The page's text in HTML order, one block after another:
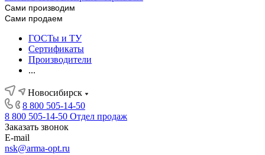
Сами производим
Сами продаем
ГОСТы и ТУ
Сертификаты
Производители
...
Новосибирск
8 800 505-14-50
8 800 505-14-50 Отдел продаж
Заказать звонок
E-mail
nsk@arma-opt.ru